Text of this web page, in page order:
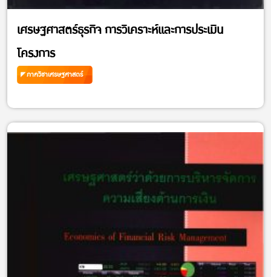
เศรษฐศาสตร์ธุรกิจ การวิเคราะห์และการประเมิน
โครงการ
ภาควิชาเศรษฐศาสตร์